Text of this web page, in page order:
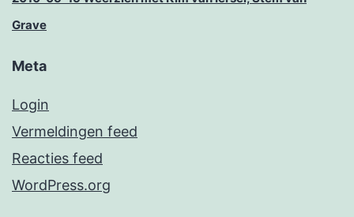
Grave
Meta
Login
Vermeldingen feed
Reacties feed
WordPress.org